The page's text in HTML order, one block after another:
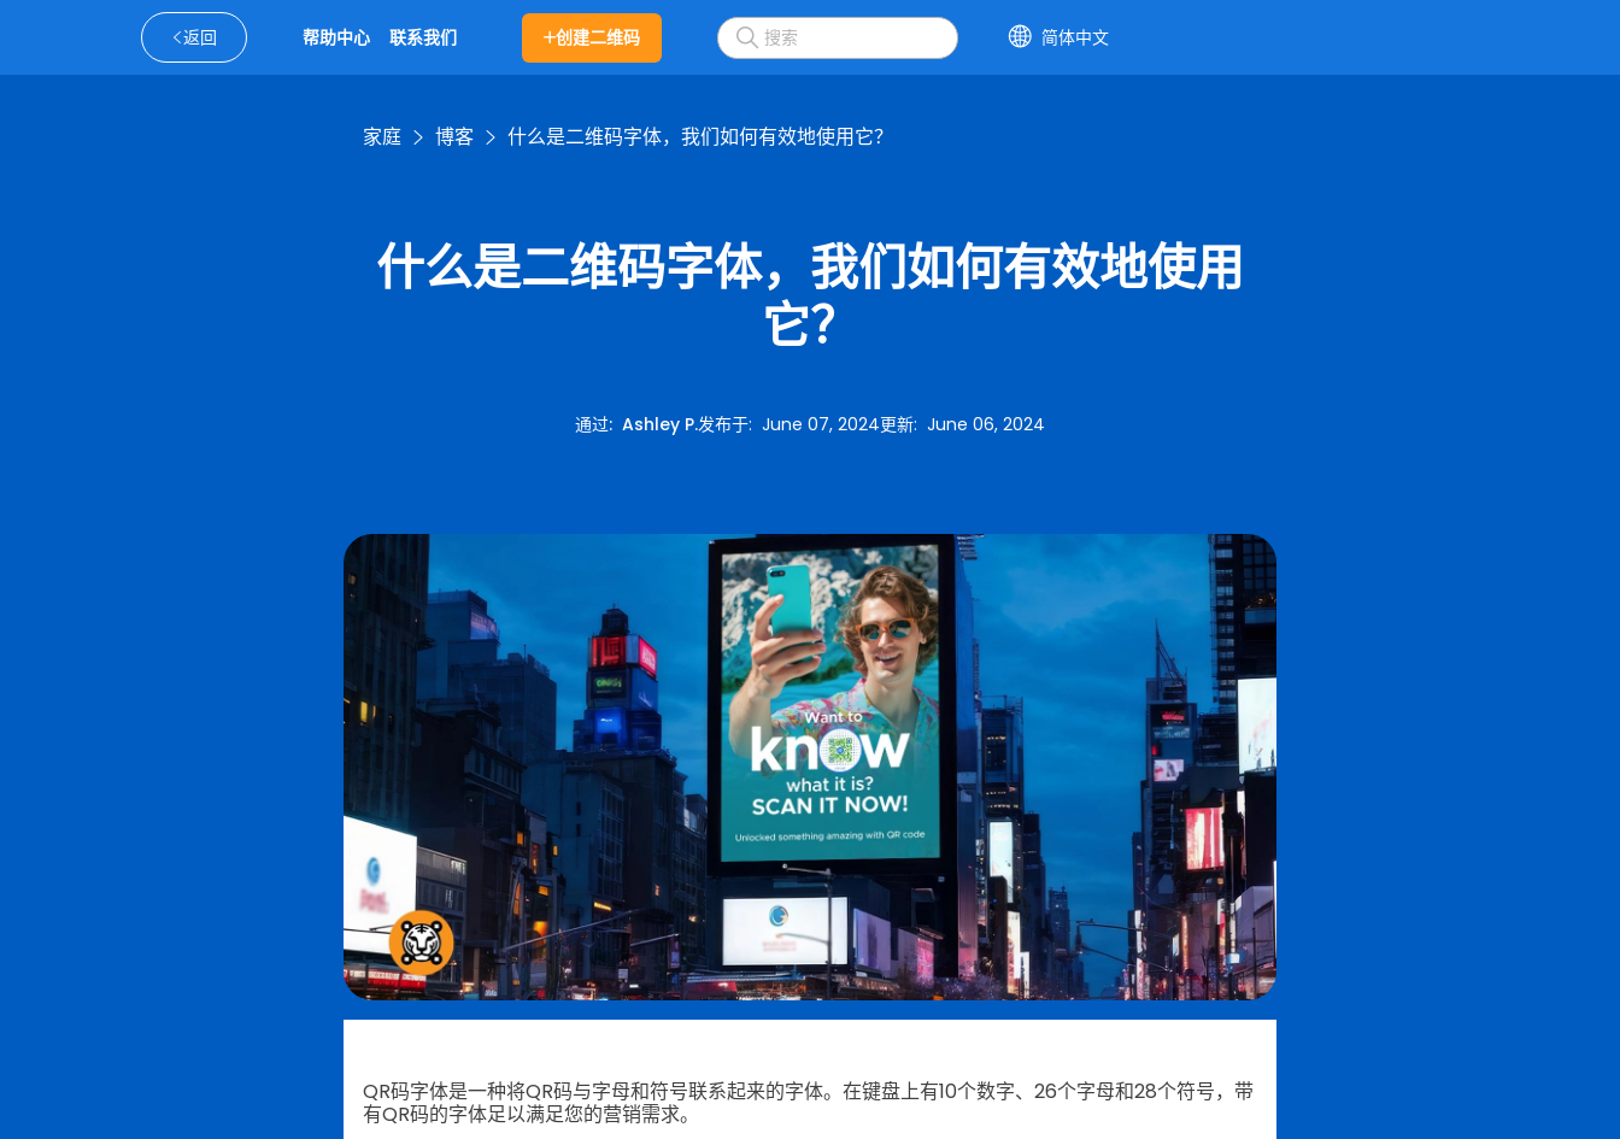
返回 帮助中心 联系我们 创建二维码 简体中文
家庭 博客 什么是二维码字体，我们如何有效地使用它？
什么是二维码字体，我们如何有效地使用
它？
通过: Ashley P.发布于: June 07, 2024更新: June 06, 2024
QR码字体是一种将QR码与字母和符号联系起来的字体。在键盘上有10个数字、26个字母和28个符号，带
有QR码的字体足以满足您的营销需求。